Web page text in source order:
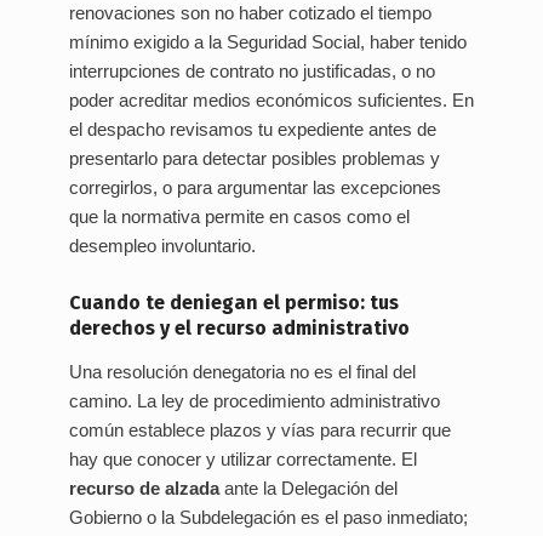
renovaciones son no haber cotizado el tiempo
mínimo exigido a la Seguridad Social, haber tenido
interrupciones de contrato no justificadas, o no
poder acreditar medios económicos suficientes. En
el despacho revisamos tu expediente antes de
presentarlo para detectar posibles problemas y
corregirlos, o para argumentar las excepciones
que la normativa permite en casos como el
desempleo involuntario.
Cuando te deniegan el permiso: tus
derechos y el recurso administrativo
Una resolución denegatoria no es el final del
camino. La ley de procedimiento administrativo
común establece plazos y vías para recurrir que
hay que conocer y utilizar correctamente. El
recurso de alzadaante la Delegación del
Gobierno o la Subdelegación es el paso inmediato;